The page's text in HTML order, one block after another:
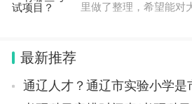
里做了整理，希望能对
最新推荐
通辽人才？通辽市实验小学是